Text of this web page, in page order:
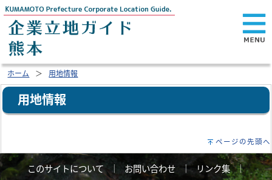
ホーム 用地情報
用地情報
ページの先頭へ
このサイトについて ｜ お問い合わせ ｜ リンク集 ｜